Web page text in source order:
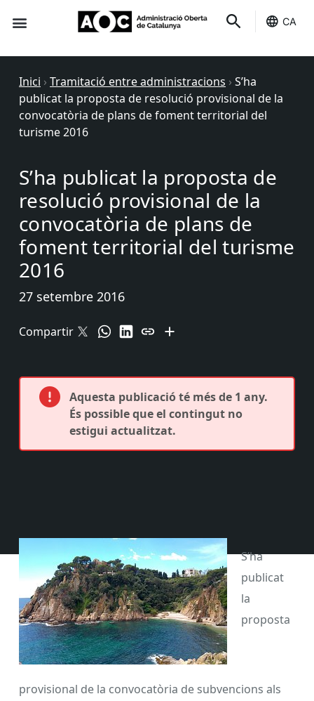
CA
Inici › Tramitació entre administracions › S’ha
publicat la proposta de resolució provisional de la
convocatòria de plans de foment territorial del
turisme 2016
S’ha publicat la proposta de
resolució provisional de la
convocatòria de plans de
foment territorial del turisme
2016
27 setembre 2016
Compartir
Aquesta publicació té més de 1 any.
És possible que el contingut no
estigui actualitzat.
S’ha
publicat
la
proposta
provisional de la convocatòria de subvencions als